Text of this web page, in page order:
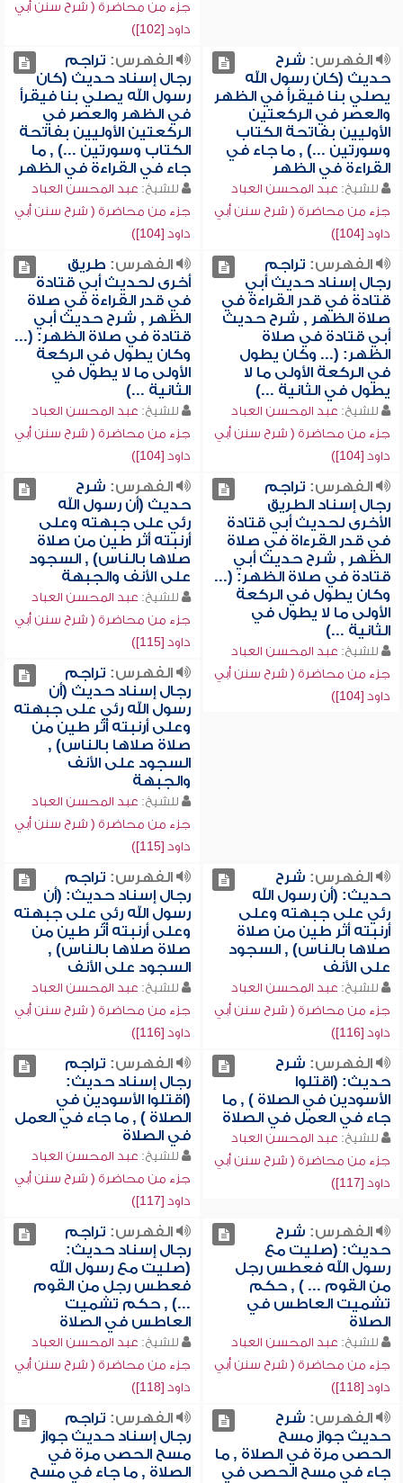
جزء من محاضرة ( شرح سنن أبي
داود [102])
الفهرس: شرح
حديث (كان رسول الله
يصلي بنا فيقرأ في الظهر
والعصر في الركعتين
الأوليين بفاتحة الكتاب
وسورتين ...) , ما جاء في
القراءة في الظهر
للشيخ: عبد المحسن العباد
جزء من محاضرة ( شرح سنن أبي
داود [104])
الفهرس: تراجم
رجال إسناد حديث (كان
رسول الله يصلي بنا فيقرأ
في الظهر والعصر في
الركعتين الأوليين بفاتحة
الكتاب وسورتين ...) , ما
جاء في القراءة في الظهر
للشيخ: عبد المحسن العباد
جزء من محاضرة ( شرح سنن أبي
داود [104])
الفهرس: تراجم
رجال إسناد حديث أبي
قتادة في قدر القراءة في
صلاة الظهر , شرح حديث
أبي قتادة في صلاة
الظهر: (... وكان يطول
في الركعة الأولى ما لا
يطول في الثانية ...)
للشيخ: عبد المحسن العباد
جزء من محاضرة ( شرح سنن أبي
داود [104])
الفهرس: طريق
أخرى لحديث أبي قتادة
في قدر القراءة في صلاة
الظهر , شرح حديث أبي
قتادة في صلاة الظهر: (...
وكان يطول في الركعة
الأولى ما لا يطول في
الثانية ...)
للشيخ: عبد المحسن العباد
جزء من محاضرة ( شرح سنن أبي
داود [104])
الفهرس: تراجم
رجال إسناد الطريق
الأخرى لحديث أبي قتادة
في قدر القرءاة في صلاة
الظهر , شرح حديث أبي
قتادة في صلاة الظهر: (...
وكان يطول في الركعة
الأولى ما لا يطول في
الثانية ...)
للشيخ: عبد المحسن العباد
جزء من محاضرة ( شرح سنن أبي
داود [104])
الفهرس: شرح
حديث (أن رسول الله
رئي على جبهته وعلى
أرنبته أثر طين من صلاة
صلاها بالناس) , السجود
على الأنف والجبهة
للشيخ: عبد المحسن العباد
جزء من محاضرة ( شرح سنن أبي
داود [115])
الفهرس: تراجم
رجال إسناد حديث (أن
رسول الله رئي على جبهته
وعلى أرنبته أثر طين من
صلاة صلاها بالناس) ,
السجود على الأنف
والجبهة
للشيخ: عبد المحسن العباد
جزء من محاضرة ( شرح سنن أبي
داود [115])
الفهرس: شرح
حديث: (أن رسول الله
رئي على جبهته وعلى
أرنبته أثر طين من صلاة
صلاها بالناس) , السجود
على الأنف
للشيخ: عبد المحسن العباد
جزء من محاضرة ( شرح سنن أبي
داود [116])
الفهرس: تراجم
رجال إسناد حديث: (أن
رسول الله رئي على جبهته
وعلى أرنبته أثر طين من
صلاة صلاها بالناس) ,
السجود على الأنف
للشيخ: عبد المحسن العباد
جزء من محاضرة ( شرح سنن أبي
داود [116])
الفهرس: شرح
حديث: (اقتلوا
الأسودين في الصلاة ) , ما
جاء في العمل في الصلاة
للشيخ: عبد المحسن العباد
جزء من محاضرة ( شرح سنن أبي
داود [117])
الفهرس: تراجم
رجال إسناد حديث:
(اقتلوا الأسودين في
الصلاة ) , ما جاء في العمل
في الصلاة
للشيخ: عبد المحسن العباد
جزء من محاضرة ( شرح سنن أبي
داود [117])
الفهرس: شرح
حديث: (صليت مع
رسول الله فعطس رجل
من القوم ... ) , حكم
تشميت العاطس في
الصلاة
للشيخ: عبد المحسن العباد
جزء من محاضرة ( شرح سنن أبي
داود [118])
الفهرس: تراجم
رجال إسناد حديث:
(صليت مع رسول الله
فعطس رجل من القوم
...) , حكم تشميت
العاطس في الصلاة
للشيخ: عبد المحسن العباد
جزء من محاضرة ( شرح سنن أبي
داود [118])
الفهرس: شرح
حديث جواز مسح
الحصى مرة في الصلاة , ما
جاء في مسح الحصى في
الفهرس: تراجم
رجال إسناد حديث جواز
مسح الحصى مرة في
الصلاة , ما جاء في مسح